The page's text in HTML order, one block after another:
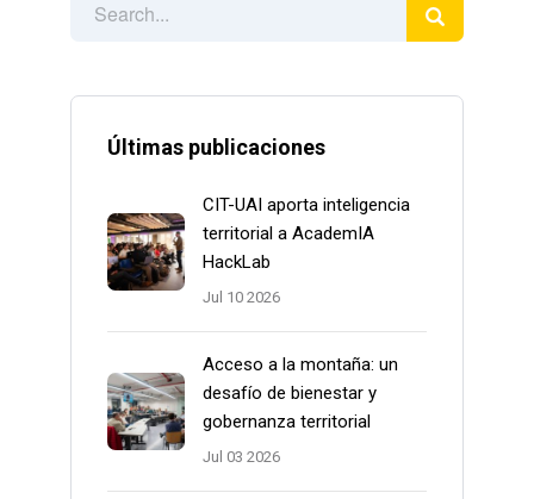
Últimas publicaciones
CIT-UAI aporta inteligencia
territorial a AcademIA
HackLab
Jul 10 2026
Acceso a la montaña: un
desafío de bienestar y
gobernanza territorial
Jul 03 2026